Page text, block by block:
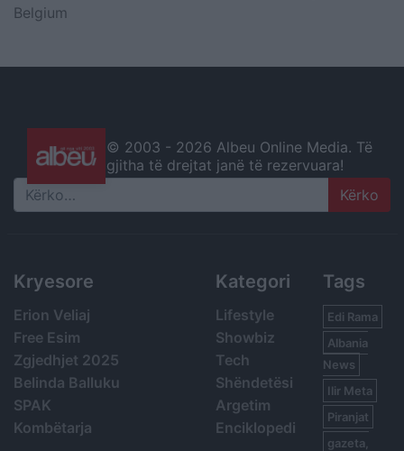
Belgium
© 2003 - 2026 Albeu Online Media. Të
gjitha të drejtat janë të rezervuara!
Search
Kryesore
Erion Veliaj
Free Esim
Zgjedhjet 2025
Belinda Balluku
SPAK
Kombëtarja
Kategori
Lifestyle
Showbiz
Tech
Shëndetësi
Argetim
Enciklopedi
Tags
Edi Rama
Albania
News
Ilir Meta
Piranjat
gazeta,